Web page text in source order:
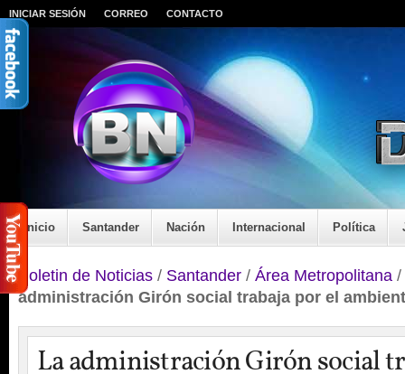
INICIAR SESIÓN CORREO CONTACTO
Inicio Santander Nación Internacional Política
Boletin de Noticias / Santander / Área Metropolitana /
administración Girón social trabaja por el
La administración Girón social